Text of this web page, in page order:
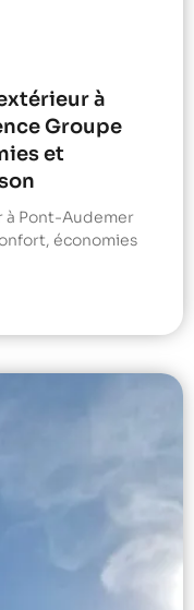
à
Groupe
et
Pont-Audemer
économies